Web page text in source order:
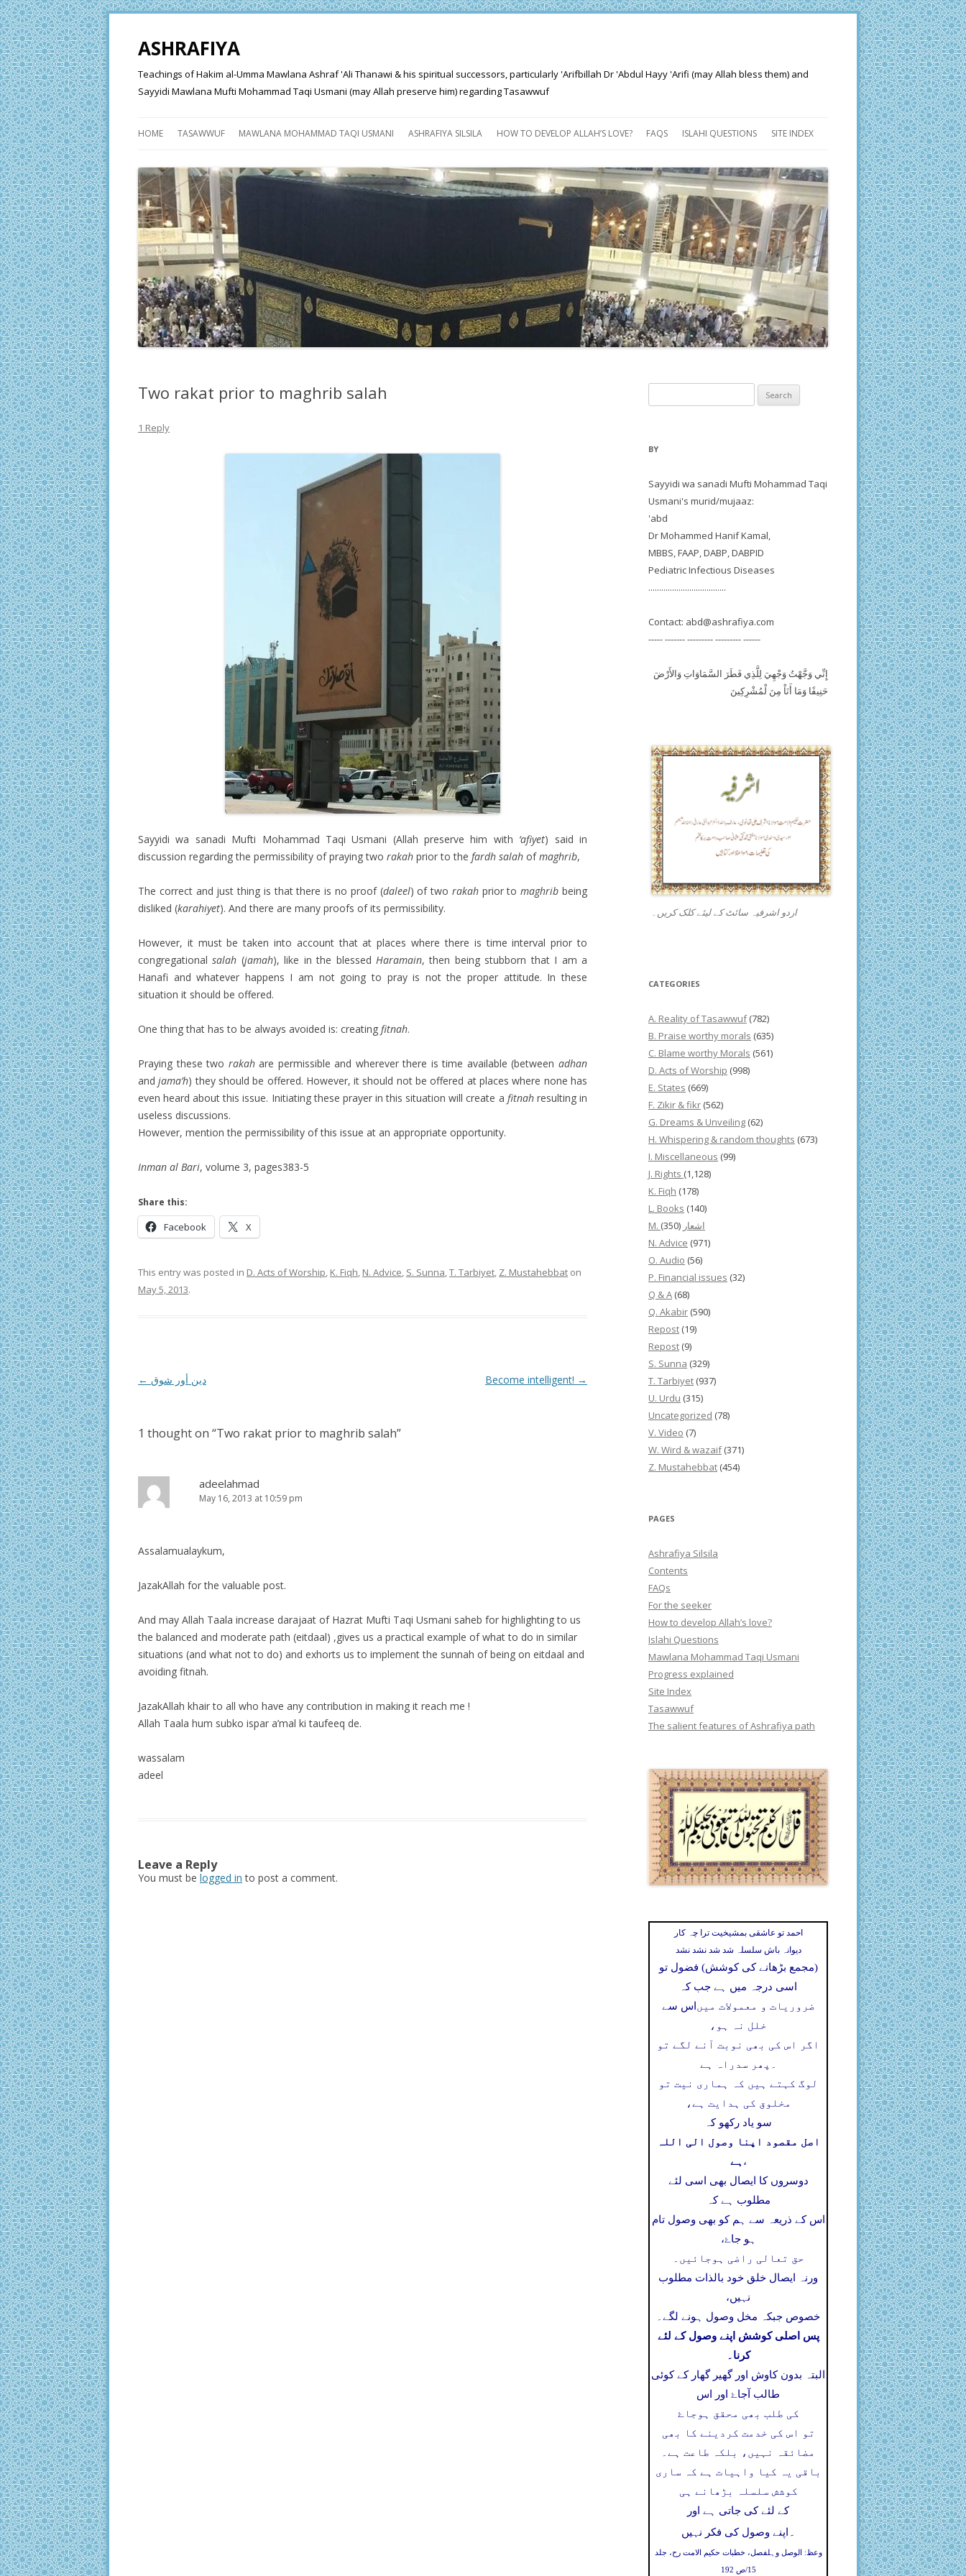
ASHRAFIYA
Teachings of Hakim al-Umma Mawlana Ashraf 'Ali Thanawi & his spiritual successors, particularly 'Arifbillah Dr 'Abdul Hayy 'Arifi (may Allah bless them) and
Sayyidi Mawlana Mufti Mohammad Taqi Usmani (may Allah preserve him) regarding Tasawwuf
HOME TASAWWUF MAWLANA MOHAMMAD TAQI USMANI ASHRAFIYA SILSILA
ASHRAFIYA PATH
HOW TO DEVELOP ALLAH’S LOVE? FAQS ISLAHI QUESTIONS SITE INDEX
Two rakat prior to maghrib salah
1 Reply
Sayyidi wa sanadi Mufti Mohammad Taqi Usmani (Allah preserve him with ‘afiyet) said in
discussion regarding the permissibility of praying two rakah prior to the fardh salah ofmaghrib,
The correct and just thing is that there is no proof (daleel) of two rakahprior tomaghrib being
disliked (karahiyet). And there are many proofs of its permissibility.
However, it must be taken into account that at places where there is time interval prior to
congregational salah (jamah), like in the blessedHaramain, then being stubborn that I am a
Hanafi and whatever happens I am not going to pray is not the proper attitude. In these
situation it should be offered.
One thing that has to be always avoided is: creating fitnah.
Praying these two rakahare permissible and wherever there is time available (between adhan
andjama’h) they should be offered. However, it should not be offered at places where none has
even heard about this issue. Initiating these prayer in this situation will create a fitnahresulting in
useless discussions.
However, mention the permissibility of this issue at an appropriate opportunity.
Inman al Bari, volume 3, pages383-5
Share this:
Facebook X
This entry was posted in D. Acts of Worship, K. Fiqh, N. Advice, S. Sunna,T. Tarbiyet, Z. Mustahebbat on
May 5, 2013.
Post
← دين أور شوق Become intelligent! →
1 thought on “Two rakat prior to maghrib salah”
adeelahmad
May 16, 2013 at 10:59 pm
Assalamualaykum,
JazakAllah for the valuable post.
And may Allah Taala increase darajaat of Hazrat Mufti Taqi Usmani saheb for highlighting to us
the balanced and moderate path (eitdaal) ,gives us a practical example of what to do in similar
situations (and what not to do) and exhorts us to implement the sunnah of being on eitdaal and
avoiding fitnah.
JazakAllah khair to all who have any contribution in making it reach me !
Allah Taala hum subko ispar a’mal ki taufeeq de.
wassalam
adeel
Leave a Reply
You must be logged in to post a comment.
for:
BY
Sayyidi wa sanadi Mufti Mohammad Taqi
Usmani's murid/mujaaz:
'abd
Dr Mohammed Hanif Kamal,
MBBS, FAAP, DABP, DABPID
Pediatric Infectious Diseases
....................................
Contact: abd@ashrafiya.com
----- ------- --------- --------- ------
إِنِّي وَجَّهْتُ وَجْهِيَ لِلَّذِي فَطَرَ السَّمَاوَاتِ وَالأَرْضَ
حَنِيفًا وَمَا أَنَاْ مِنَ لْمُشْرِكِينَ
اردو اشرفیہ سائٹ کے لیئے کلک کریں۔
CATEGORIES
A. Reality of Tasawwuf(782)
B. Praise worthy morals (635)
C. Blame worthy Morals (561)
D. Acts of Worship (998)
E. States (669)
F. Zikir & fikr (562)
G. Dreams & Unveiling (62)
H. Whispering & random thoughts (673)
I. Miscellaneous (99)
J. Rights (1,128)
K. Fiqh (178)
L. Books (140)
M. اشعار (350)
N. Advice (971)
O. Audio (56)
P. Financial issues (32)
Q & A (68)
Q. Akabir (590)
Repost (19)
Repost (9)
S. Sunna (329)
T. Tarbiyet (937)
U. Urdu (315)
Uncategorized (78)
V. Video (7)
W. Wird & wazaif(371)
Z. Mustahebbat (454)
PAGES
Ashrafiya Silsila
Contents
FAQs
For the seeker
How to develop Allah’s love?
Islahi Questions
Mawlana Mohammad Taqi Usmani
Progress explained
Site Index
Tasawwuf
The salient features of Ashrafiya path
احمد تو عاشقی بمشیخیت ترا چہ کار
دیوانہ باش سلسلہ شد شد نشد نشد
(مجمع بڑھانے کی کوشش) فضول تو
اسی درجہ میں ہے جب کہ
اس سے ضروریات و معمولات میں
خلل نہ ہو،
اگر اس کی بھی نوبت آنے لگے تو
پھر سدراہ ہے ۔
لوگ کہتے ہیں کہ ہماری نیت تو
مخلوق کی ہدایت ہے،
سو یاد رکھو کہ
اصل مقصود اپنا وصول الی اللہ
ہے ،
دوسروں کا ایصال بھی اسی لئے
مطلوب ہے کہ
اس کے ذریعہ سے ہم کو بھی وصول تام
ہو جاۓ،
حق تعالی راضی ہوجائیں۔
ورنہ ایصال خلق خود بالذات مطلوب
نہیں،
خصوص جبکہ مخل وصول ہونے لگے۔
پس اصلی کوشش اپنے وصول کے لئے
کرنا۔
البتہ بدون کاوش اور گھیر گھار کے کوئی
طالب آجاۓ اور اس
کی طلب بھی محقق ہوجاۓ
تو اس کی خدمت کردینے کا بھی
مضائقہ نہیں، بلکہ طاعت ہے۔
باقی یہ کیا واہیات ہے کہ ساری
کوشش سلسلہ بڑھانے ہی
کے لئے کی جاتی ہے اور
اپنے وصول کی فکر نہیں ۔
وعظ: الوصل وہلفصل، خطبات حکیم الامت رح، جلد
15/ص 192